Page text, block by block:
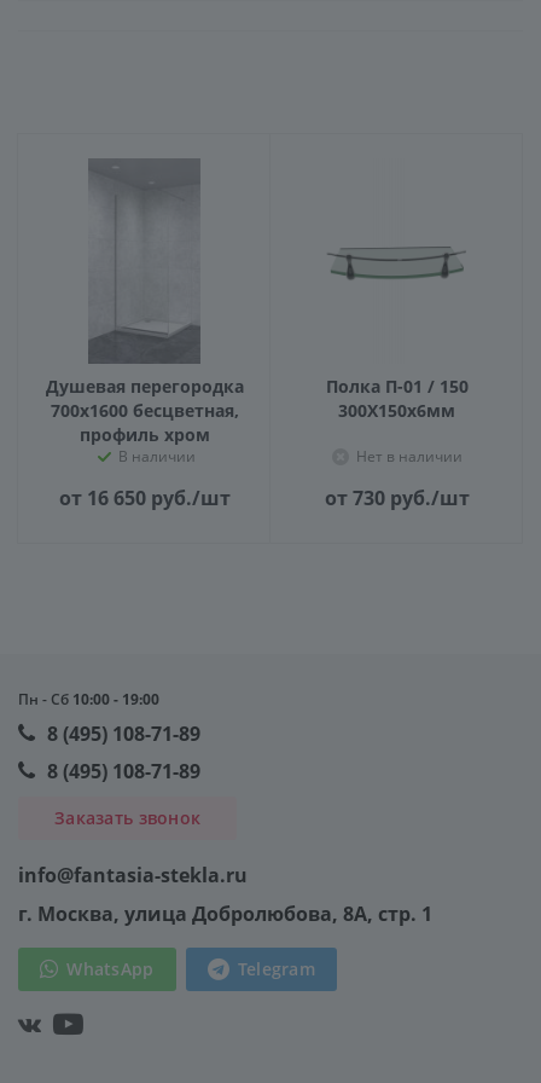
Душевая перегородка
700х1600 бесцветная,
профиль хром
В наличии
от 16 650руб./шт
Полка П-01 / 150
300X150х6мм
Нет в наличии
от 730руб./шт
Пн - Сб 10:00 - 19:00
8 (495) 108-71-89
8 (495) 108-71-89
Заказать звонок
info@fantasia-stekla.ru
г. Москва, улица Добролюбова, 8А, стр. 1
WhatsApp Telegram